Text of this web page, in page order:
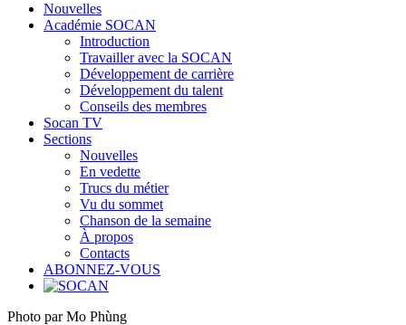
Nouvelles
Académie SOCAN
Introduction
Travailler avec la SOCAN
Développement de carrière
Développement du talent
Conseils des membres
Socan TV
Sections
Nouvelles
En vedette
Trucs du métier
Vu du sommet
Chanson de la semaine
À propos
Contacts
ABONNEZ-VOUS
Photo par Mo Phùng